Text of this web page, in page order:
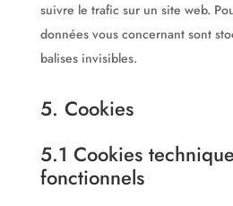
suivre le trafic sur un site web.
données vous concernant sont
balises invisibles.
5. Cookies
5.1 Cookies
fonctionnels